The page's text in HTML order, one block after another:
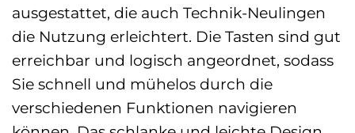
ausgestattet, die auch Technik-Neulingen
die Nutzung erleichtert. Die Tasten sind gut
erreichbar und logisch angeordnet, sodass
Sie schnell und mühelos durch die
verschiedenen Funktionen navigieren